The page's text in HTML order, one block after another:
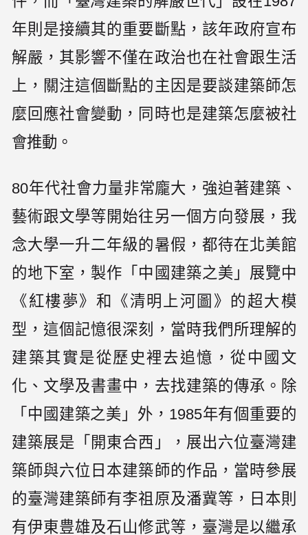
年則是接續其的重要斷點，該年政府宣布
解嚴，其影響不僅在政治也在社會跟生活
上，關注這個斷點的主因是要談建築師怎
麼回應社會變動，同時也是建築怎麼被社
會推動。
80年代社會力量非常龐大，強迫著建築、
藝術跟文學等開始往另一個方向發展，我
念大學一升二年級的暑假，都待在北美館
的地下室，製作「中國建築之美」展覽中
《紅樓夢》和《清明上河圖》的超大模
型，這個記憶很深刻，當時我們所理解的
建築其實是從歷史裡去追憶，從中國文
化、文學及書畫中，去找建築的傳承。除
「中國建築之美」外，1985年有個重要的
建築展是「開東合西」，展出六位臺灣建
築師與六位日本建築師的作品，當時參展
的臺灣建築師有李祖原及潘冀等，日本則
有伊東豊雄及石山修武等，臺灣是以繼承